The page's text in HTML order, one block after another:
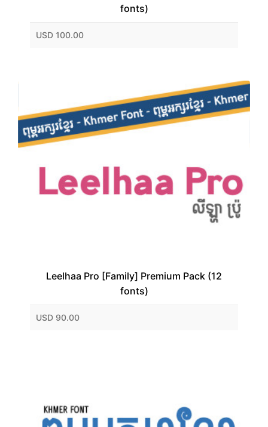
fonts)
USD 100.00
Leelhaa Pro [Family] Premium Pack (12
fonts)
USD 90.00